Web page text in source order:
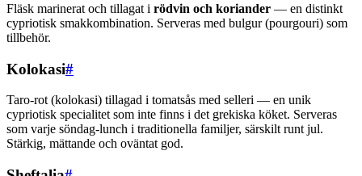
Fläsk marinerat och tillagat i rödvin och koriander — en distinkt
cypriotisk smakkombination. Serveras med bulgur (pourgouri) som
tillbehör.
Kolokasi#
Taro-rot (kolokasi) tillagad i tomatsås med selleri — en unik
cypriotisk specialitet som inte finns i det grekiska köket. Serveras
som varje söndag-lunch i traditionella familjer, särskilt runt jul.
Stärkig, mättande och oväntat god.